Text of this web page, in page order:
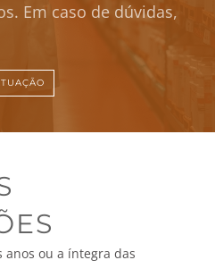
Em caso de dúvidas,
anos ou a íntegra das